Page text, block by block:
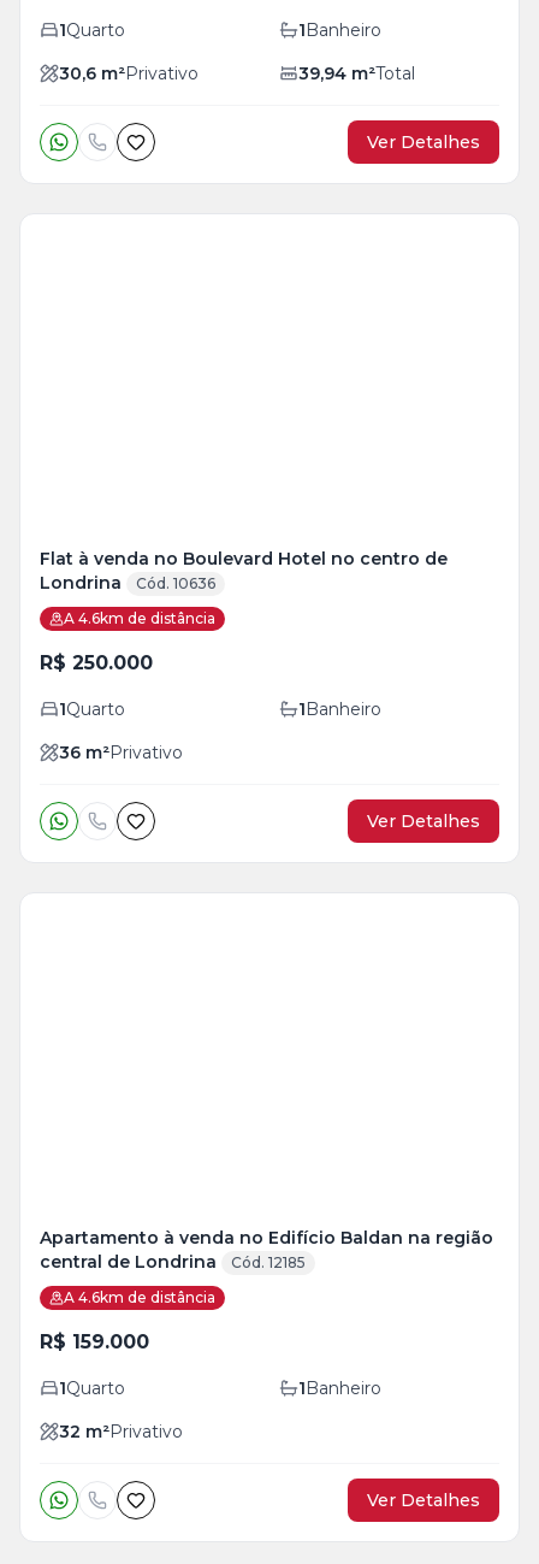
1Quarto 1Banheiro
30,6 m²Privativo 39,94 m²Total
Ver Detalhes
Flat à venda no Boulevard Hotel no centro de
Londrina
Cód. 10636
A 4.6km de distância
R$ 250.000
1Quarto 1Banheiro
36 m²Privativo
Ver Detalhes
Apartamento à venda no Edifício Baldan na região
central de Londrina
Cód. 12185
A 4.6km de distância
R$ 159.000
1Quarto 1Banheiro
32 m²Privativo
Ver Detalhes